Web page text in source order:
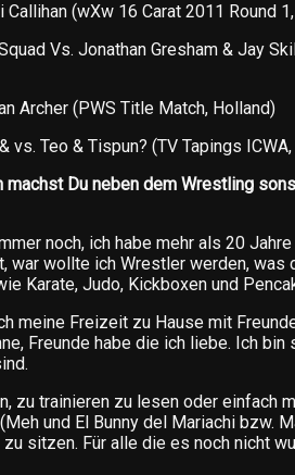
Callihan (wXw 16 Carat 2011 Round
Vs. Jonathan Gresham & Jay
Archer (PWS Title Match, Holland)
vs. Teo & Tispun? (TV Tapings
machst Du neben dem Wrestling
noch, ich habe mehr als 20
war wollte ich Wrestler werden, was
Karate, Judo, Kickboxen und
meine Freizeit zu Hause mit
Freunde habe die ich liebe. Ich bin
zu trainieren zu lesen oder einfach
und El Bunny del Mariachi bzw.
zu sitzen. Für alle die es noch nicht